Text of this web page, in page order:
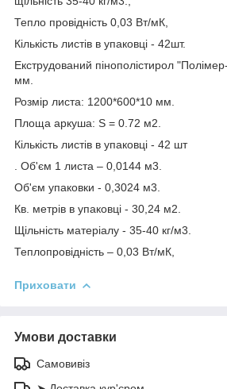
Тепло провідність 0,03 Вт/мК,
Кількість листів в упаковці - 42шт.
Екструдований пінополістирол
мм.
Розмір листа: 1200*600*10 мм.
Площа аркуша: S = 0.72 м2.
Кількість листів в упаковці - 42 шт
. Об'єм 1 листа – 0,0144 м3.
Об'єм упаковки - 0,3024 м3.
Кв. метрів в упаковці - 30,24 м2.
Щільність матеріалу - 35-40 кг/м3.
Теплопровідність – 0,03 Вт/мК,
Приховати
Умови доставки
Самовивіз